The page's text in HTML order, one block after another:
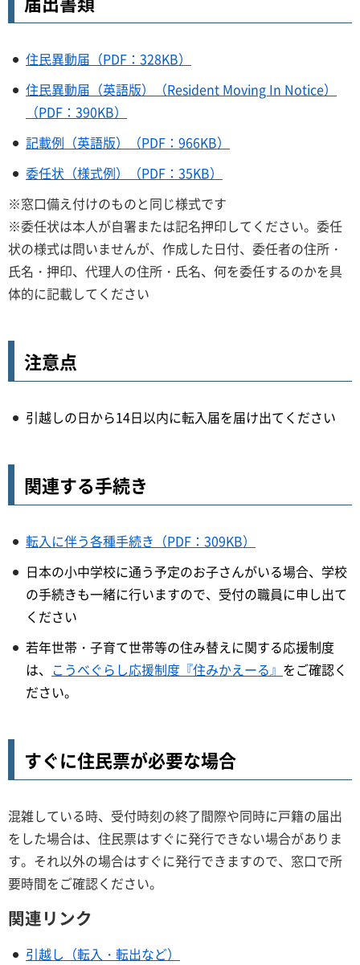
住民異動届（PDF：328KB）
住民異動届（英語版）（Resident Moving In Notice）
（PDF：390KB）
記載例（英語版）（PDF：966KB）
委任状（様式例）（PDF：35KB）
※窓口備え付けのものと同じ様式です
※委任状は本人が自署または記名押印してください。委任
状の様式は問いませんが、作成した日付、委任者の住所・
氏名・押印、代理人の住所・氏名、何を委任するのかを具
体的に記載してください
注意点
引越しの日から14日以内に転入届を届け出てください
関連する手続き
転入に伴う各種手続き（PDF：309KB）
日本の小中学校に通う予定のお子さんがいる場合、学校
の手続きも一緒に行いますので、受付の職員に申し出て
ください
若年世帯・子育て世帯等の住み替えに関する応援制度
は、 こうべぐらし応援制度『住みかえーる』 をご確認く
ださい。
すぐに住民票が必要な場合
混雑している時、受付時刻の終了間際や同時に戸籍の届出
をした場合は、住民票はすぐに発行できない場合がありま
す。それ以外の場合はすぐに発行できますので、窓口で所
要時間をご確認ください。
関連リンク
引越し（転入・転出など）